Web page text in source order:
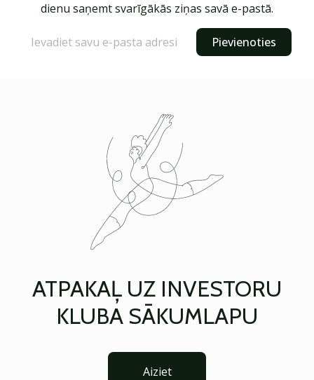
dienu saņemt svarīgākās ziņas savā e-pastā.
Pievienoties
ATPAKAĻ UZ INVESTORU
KLUBA SĀKUMLAPU
Aiziet